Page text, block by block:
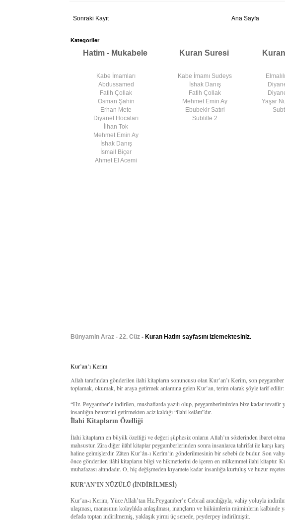
Sonraki Kayıt Ana Sayfa
Kategoriler
Hatim - Mukabele Kuran Suresi
Kabe İmamları
Abdussamed
Fatih Çollak
Osman Şahin
Erhan Mete
Diyanet Hocaları
İlhan Tok
Mehmet Emin Ay
İshak Danış
İsmail Biçer
Ahmet El Acemi
Kabe İmamı Sudeys
İshak Danış
Fatih Çollak
Mehmet Emin Ay
Ebubekir Satıri
Subtitle 2
Yaşar
Bünyamin Araz - 22. Cüz - Kuran Hatim sayfasını izlemektesiniz.
Kur’an’ı Kerim
Allah tarafından gönderilen ilahi kitapların sonuncusu olan Kur’an’ı Kerim, son
toplamak, okumak, bir araya getirmek anlamına gelen Kur’an, terim olarak şöyle tarif edilir:
“Hz. Peygamber’e indirilen, mushaflarda yazılı olup, peygamberimizden bize kadar
insanlığın benzerini getirmekten aciz kaldığı “ilahi kelâm”dır.
İlahi Kitapların Özelliği
İlahi kitapların en büyük özelliği ve değeri şüphesiz onların Allah’ın sözlerinden ibaret
mahsustur. Zira diğer ilâhî kitaplar peygamberlerinden sonra insanlarca tahrifat ile karşı
haline gelmişlerdir. Zâten Kur’ân-ı Kerîm’in gönderilmesinin bir sebebi de budur. Son
önce gönderilen ilâhî kitapların bilgi ve hikmetlerini de içeren en mükemmel ilahi kitaptır.
muhafazası altındadır. O, hiç değişmeden kıyamete kadar insanlığa kurtuluş ve huzur
KUR’AN’IN NÜZÛLÜ (İNDİRİLMESİ)
Kur’an-ı Kerim, Yüce Allah’tan Hz.Peygamber’e Cebrail aracılığıyla, vahiy yoluyla
ulaşması, manasının kolaylıkla anlaşılması, inançların ve hükümlerin müminlerin
defada toptan indirilmemiş, yaklaşık yirmi üç senede, peyderpey indirilmiştir.